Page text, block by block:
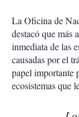
La Oficina de
destacó que más
inmediata de las
causadas por el
papel importante
ecosistemas que